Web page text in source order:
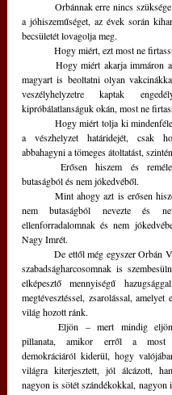
a jóhiszeműséget, az évek során
becsületét lovagolja meg.
Hogy miért, ezt most ne
magyart is beoltatni olyan
veszélyhelyzetre kaptak
kipróbálatlanságuk okán, most ne
a vészhelyzet határidejét, csak
abbahagyni a tömeges átoltatást,
butaságból és nem jókedvéből.
	Mint ahogy azt is erősen hiszem, hogy Kádár
nem butaságból nevezte és
ellenforradalomnak és nem
Nagy Imrét.
	De ettől még egyszer Orbán Viktornak, becses
szabadságharcosomnak is
elképesztő mennyiségű
megtévesztéssel, zsarolással,
világ hozott ránk.
	Eljön – mert mindig eljön – az igazság
pillanata, amikor erről a most
demokráciáról kiderül, hogy
világra kiterjesztett, jól álcázott,
nagyon is sötét szándékokkal, nagyon